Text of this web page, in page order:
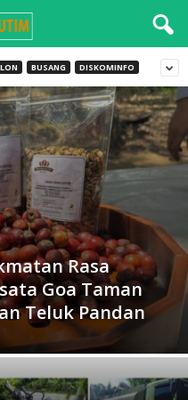
BUSANG DISKOMINFO
Rasa
Goa Taman
Teluk Pandan